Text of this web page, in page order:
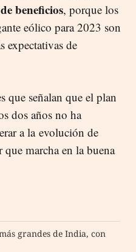
beneficios, porque los
eólico para 2023 son
expectativas de
que señalan que el plan
dos años no ha
a la evolución de
marcha en la buena
grandes de India, con